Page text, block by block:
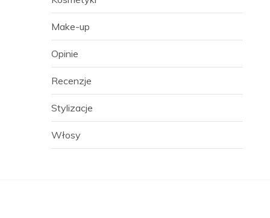
Make-up
Opinie
Recenzje
Stylizacje
Włosy